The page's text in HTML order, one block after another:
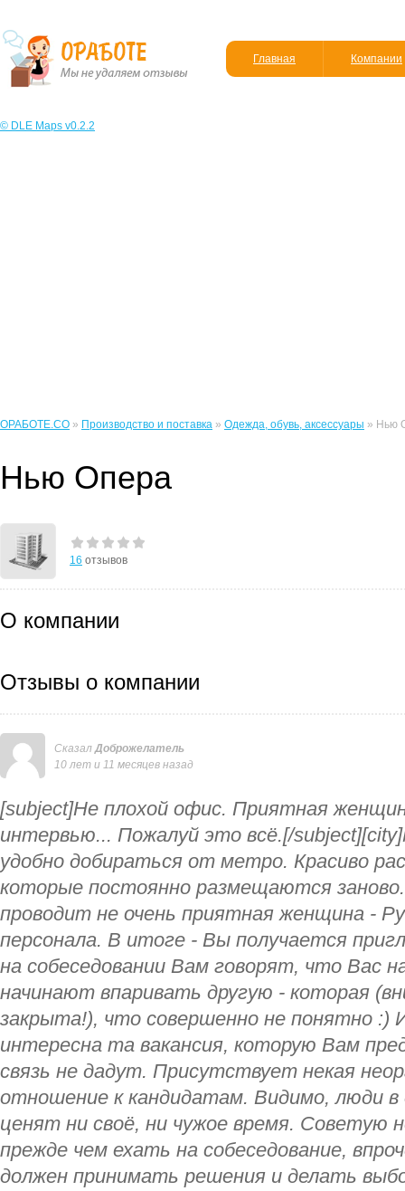
Главная Компании
© DLE Maps v0.2.2
ОРАБОТЕ.CO » Производство и поставка » Одежда, обувь, аксессуары » Нью
Нью Опера
16 отзывов
О компании
Отзывы о компании
СказалДоброжелатель
10 лет и 11 месяцев назад
[subject]Не плохой офис. Приятная
интервью... Пожалуй это всё.[/
удобно добираться от метро. Красиво
которые постоянно размещаются заново.
проводит не очень приятная женщина -
персонала. В итоге - Вы получается
на собеседовании Вам говорят, что Вас
начинают впаривать другую - которая
закрыта!), что совершенно не понятно :)
интересна та вакансия, которую Вам
связь не дадут. Присутствует некая
отношение к кандидатам. Видимо, люди в
ценят ни своё, ни чужое время. Советую
прежде чем ехать на собеседование,
должен принимать решения и делать